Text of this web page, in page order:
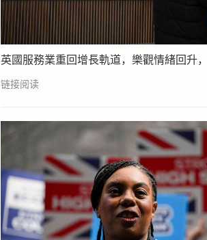
英國服務業重回增長軌道，樂觀情緒回升
链接阅读